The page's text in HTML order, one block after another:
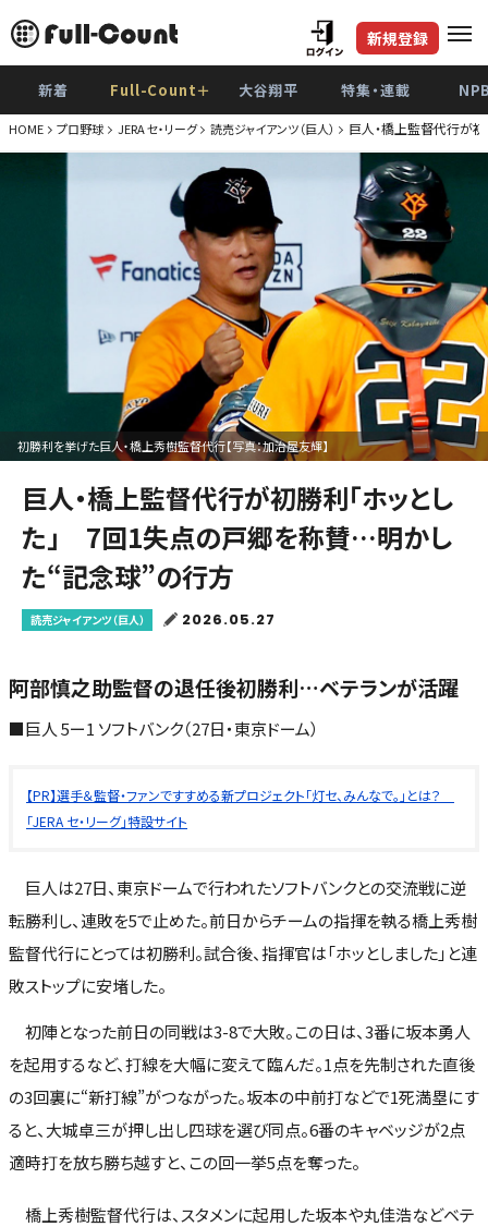
新規登録
新着 Full-Count＋ 大谷翔平 特集・連載
HOME プロ野球 JERA セ・リーグ 読売ジャイアンツ（巨人） 巨人・橋上監督代行が
初勝利を挙げた巨人・橋上秀樹監督代行【写真：加治屋友輝】
巨人・橋上監督代行が初勝利「ホッとし
た」 7回1失点の戸郷を称賛…明かし
た“記念球”の行方
読売ジャイアンツ（巨人） 2026.05.27
阿部慎之助監督の退任後初勝利…ベテランが活躍
■巨人 5ー1 ソフトバンク（27日・東京ドーム）
【PR】選手＆監督・ファンですすめる新プロジェクト「灯セ、みんなで。」とは？
「JERA セ・リーグ」特設サイト
巨人は27日、東京ドームで行われたソフトバンクとの交流戦に逆
転勝利し、連敗を5で止めた。前日からチームの指揮を執る橋上秀樹
監督代行にとっては初勝利。試合後、指揮官は「ホッとしました」と連
敗ストップに安堵した。
初陣となった前日の同戦は3-8で大敗。この日は、3番に坂本勇人
を起用するなど、打線を大幅に変えて臨んだ。1点を先制された直後
の3回裏に“新打線”がつながった。坂本の中前打などで1死満塁にす
ると、大城卓三が押し出し四球を選び同点。6番のキャベッジが2点
適時打を放ち勝ち越すと、この回一挙5点を奪った。
橋上秀樹監督代行は、スタメンに起用した坂本や丸佳浩などベテ